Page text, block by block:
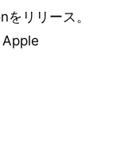
リリース。